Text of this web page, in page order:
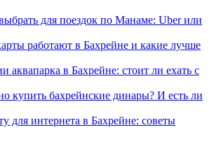
для поездок по Манаме: Uber или
работают в Бахрейне и какие лучше
аквапарка в Бахрейне: стоит ли ехать с
купить бахрейнские динары? И есть ли
для интернета в Бахрейне: советы